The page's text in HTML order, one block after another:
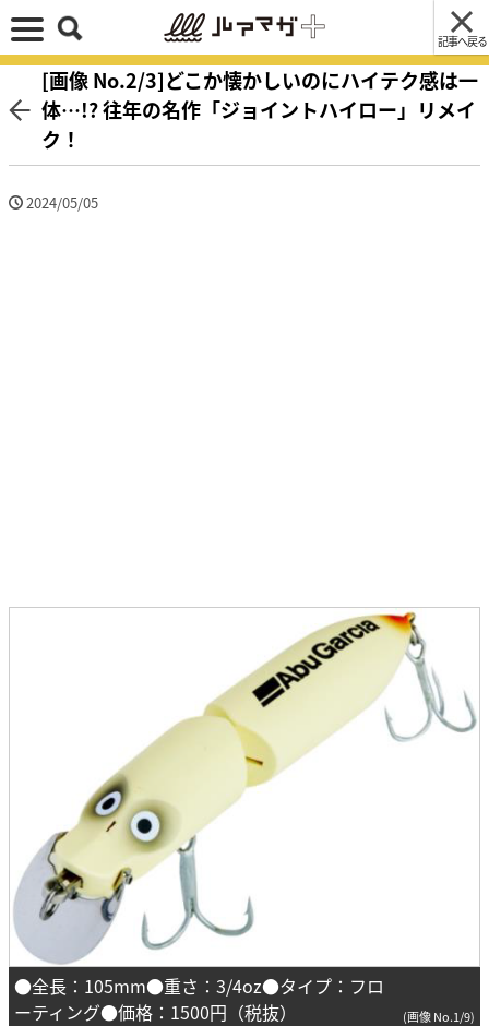
記事へ戻る
[画像 No.2/3]どこか懐かしいのにハイテク感は一
体…!? 往年の名作「ジョイントハイロー」リメイ
ク！
2024/05/05
●全長：105mm●重さ：3/4oz●タイプ：フロ
ーティング●価格：1500円（税抜）
(画像 No.1/9)